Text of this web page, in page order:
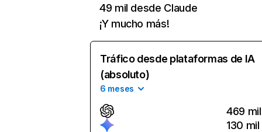
49 mil desde Claude
¡Y mucho más!
Tráfico desde plataformas de IA
(absoluto)
6 meses
469 mil
130 mil